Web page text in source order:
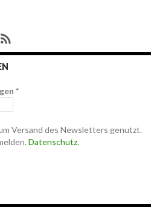
*
Versand des Newsletters genutzt.
Datenschutz.